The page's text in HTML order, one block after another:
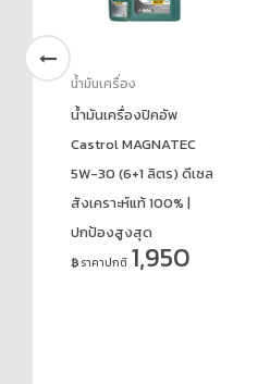
น้ำมันเครื่อง
น้ำมันเครื่องปิคอัพ
Castrol MAGNATEC
5W-30 (6+1 ลิตร) ดีเซล
สังเคราะห์แท้ 100% |
ปกป้องสูงสุด
ราคาปกติ 1,950